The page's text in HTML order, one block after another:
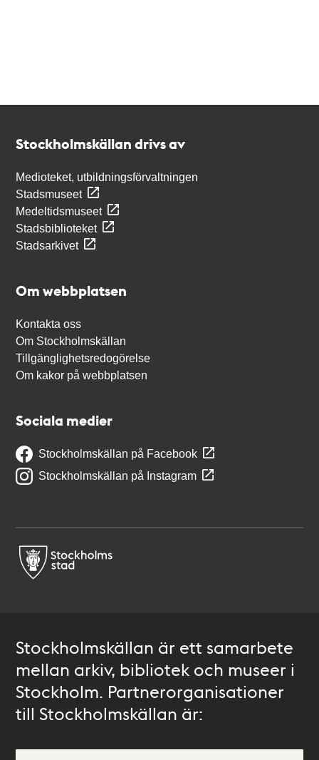
Stockholmskällan drivs av
Medioteket, utbildningsförvaltningen
Stadsmuseet
Medeltidsmuseet
Stadsbiblioteket
Stadsarkivet
Om webbplatsen
Kontakta oss
Om Stockholmskällan
Tillgänglighetsredogörelse
Om kakor på webbplatsen
Sociala medier
Stockholmskällan på Facebook
Stockholmskällan på Instagram
Stockholmskällan är ett samarbete
mellan arkiv, bibliotek och museer i
Stockholm. Partnerorganisationer
till Stockholmskällan är: